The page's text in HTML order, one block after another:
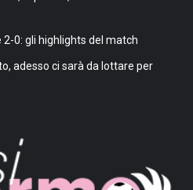
0: gli highlights del match
adesso ci sarà da lottare per